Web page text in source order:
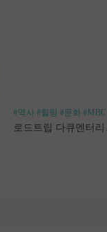
#김경화
#역사 #힐링 #문화 #MBC